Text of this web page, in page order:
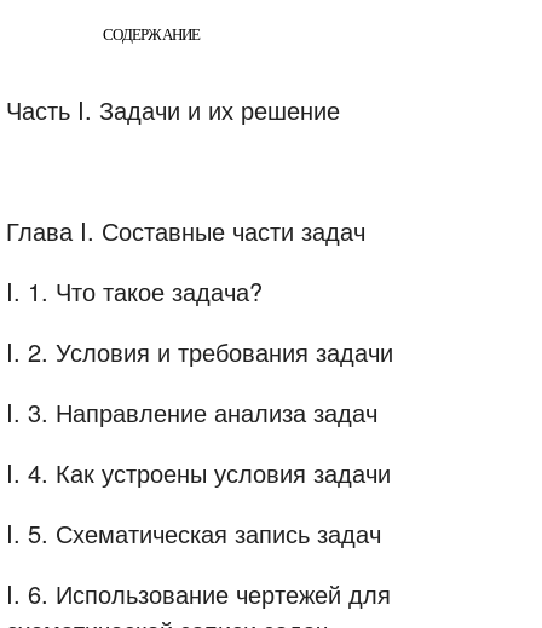
СОДЕРЖАНИЕ
Часть I. Задачи и их решение
Глава I. Составные части задач
I. 1. Что такое задача?
I. 2. Условия и требования задачи
I. 3. Направление анализа задач
I. 4. Как устроены условия задачи
I. 5. Схематическая запись задач
I. 6. Использование чертежей для